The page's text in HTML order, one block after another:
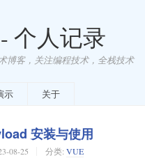
个人记录
博客，关注编程技术，全栈技术
示 关于
安装与使用
08-25 分类: VUE